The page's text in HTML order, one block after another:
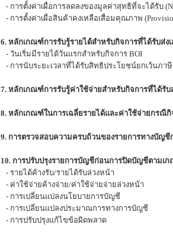
- การตั้งค่าเผื่อการลดลงของมูลค่าสุทธิที่จะได้รับ
- การตั้งค่าเผื่อสินค้าคงเหลือเสื่อมคุณภาพ
6. หลักเกณฑ์การรับรู้รายได้สำหรับกิจการที่ได้รับส่ง
- วันเริ่มมีรายได้วันแรกสำหรับกิจการ BOI
- การนับระยะเวลาที่ได้รับสิทธิประโยชน์ยกเว้นภา
7. หลักเกณฑ์การรับรู้ค่าใช้จ่ายสำหรับกิจการที่ได้รับ
8. หลักเกณฑ์ในการเฉลี่ยรายได้และค่าใช้จ่ายกรณีกิ
9. การตรวจสอบความครบถ้วนของรายการทางบัญ
10. การปรับปรุงรายการบัญชีก่อนการปิดบัญชีตาม
- รายได้ค้างรับ/รายได้รับล่วงหน้า
- ค่าใช้จ่ายค้างจ่าย/ค่าใช้จ่ายจ่ายล่วงหน้า
- การเปลี่ยนแปลงนโยบายการบัญชี
- การเปลี่ยนแปลงประมาณการทางการบัญชี
- การปรับปรุงแก้ไขข้อผิดพลาด